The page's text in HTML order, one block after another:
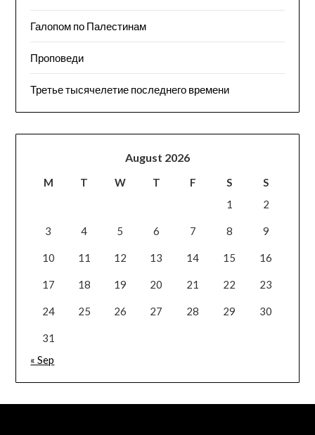
Галопом по Палестинам
Проповеди
Третье тысячелетие последнего времени
August 2026
M T W T F S
S
1
2
3 4 5 6 7 8 9
10 11 12 13 14 15 16
17 18 19 20 21 22 23
24 25 26 27 28 29 30
31
« Sep